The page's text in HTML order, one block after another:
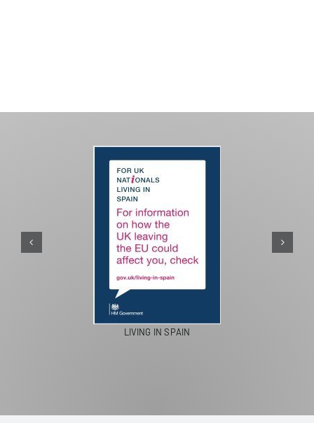
LIVING IN SPAIN